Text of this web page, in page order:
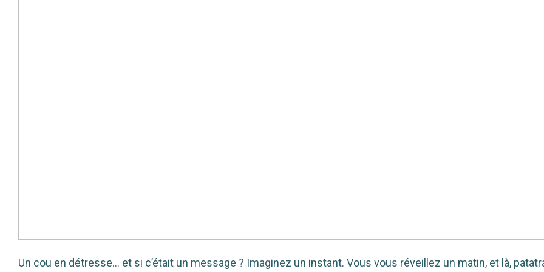
Un cou en détresse… et si c’était un message ? Imaginez un instant. Vous vous réveillez un matin, et là,